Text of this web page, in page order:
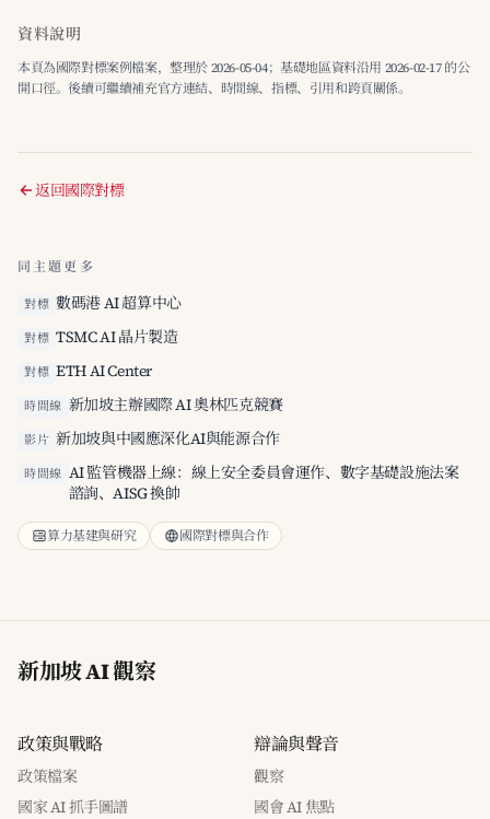
資料說明
本頁為國際對標案例檔案，整理於 2026-05-04；基礎地區資料沿用 2026-02-17 的公
開口徑。後續可繼續補充官方連結、時間線、指標、引用和跨頁關係。
返回國際對標
同主題更多
對標 數碼港 AI 超算中心
對標 TSMC AI 晶片製造
對標 ETH AI Center
時間線 新加坡主辦國際 AI 奧林匹克競賽
影片 新加坡與中國應深化AI與能源合作
時間線 AI 監管機器上線：線上安全委員會運作、數字基礎設施法案
諮詢、AISG 換帥
算力基建與研究 國際對標與合作
新加坡 AI 觀察
政策與戰略
政策檔案
國家 AI 抓手圖譜
辯論與聲音
觀察
國會 AI 焦點